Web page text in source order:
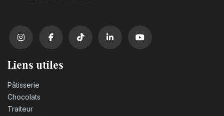
Liens utiles
Pâtisserie
Chocolats
Traiteur